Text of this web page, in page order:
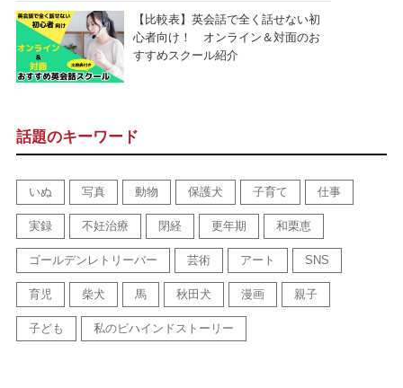
【比較表】英会話で全く話せない初
心者向け！ オンライン＆対面のお
すすめスクール紹介
話題のキーワード
いぬ 写真 動物 保護犬 子育て 仕事
実録 不妊治療 閉経 更年期 和栗恵
ゴールデンレトリーバー 芸術 アート SNS
育児 柴犬 馬 秋田犬 漫画 親子
子ども 私のビハインドストーリー